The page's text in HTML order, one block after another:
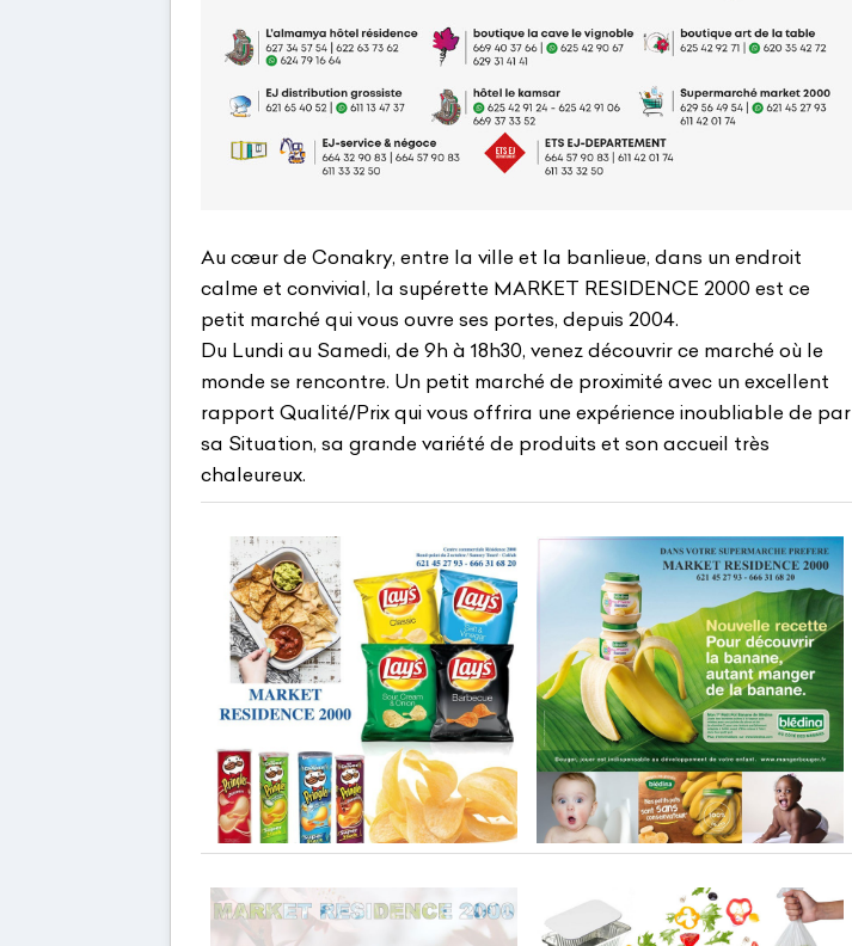
Au cœur de Conakry, entre la ville et la banlieue, dans un endroit
calme et convivial, la supérette MARKET RESIDENCE 2000 est ce
petit marché qui vous ouvre ses portes, depuis 2004.
Du Lundi au Samedi, de 9h à 18h30, venez découvrir ce marché où le
monde se rencontre. Un petit marché de proximité avec un excellent
rapport Qualité/Prix qui vous offrira une expérience inoubliable de par
sa Situation, sa grande variété de produits et son accueil très
chaleureux.